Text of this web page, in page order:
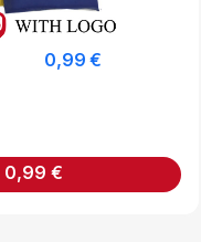
0,99€
0,99 €